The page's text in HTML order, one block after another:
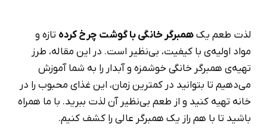
لذت طعم یکهمبرگر خانگی با گوشت چرخ کرده تازه و
مواد اولیه‌ی با کیفیت، بی‌نظیر است. در این مقاله، طرز
تهیه‌ی همبرگر خانگی خوشمزه و آبدار را به شما آموزش
می‌دهیم تا بتوانید در کمترین زمان، این غذای محبوب را در
خانه تهیه کنید و از طعم بی‌نظیر آن لذت ببرید. با ما همراه
باشید تا با هم راز یک همبرگر عالی را کشف کنیم.